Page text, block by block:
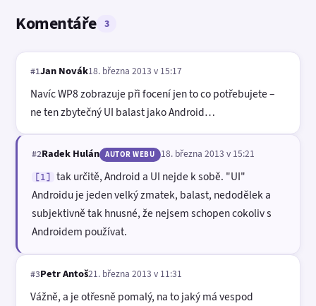
Komentáře 3
#1Jan Novák18. března 2013 v 15:17
Navíc WP8 zobrazuje při focení jen to co potřebujete –
ne ten zbytečný UI balast jako Android…
#2Radek Hulán AUTOR WEBU 18. března 2013 v 15:21
[1]
tak určitě, Android a UI nejde k sobě. "UI"
Androidu je jeden velký zmatek, balast, nedodělek a
subjektivně tak hnusné, že nejsem schopen cokoliv s
Androidem používat.
#3Petr Antoš21. března 2013 v 11:31
Vážně, a je otřesně pomalý, na to jaký má vespod